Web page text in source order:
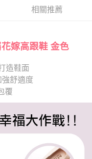
交易確認頁面所載為準。
核未通過，訂單將自動取
／台灣大直營門市／銀行轉
並由商店將買賣／分期付款
帳單繳交帳款。
係目的，商店將以您的個人
大進項蒐集、處理及利用，
認、核對及更正。
支付方式。 讓您購物簡單
跳轉至「AFTEE先享後付」
完成結帳。
。
的連結，可透過四大超商／
若您需要取消訂單，請聯絡
為有效，需透過AFTEE先享
帳頁面顯示為準，若有關於
，請聯繫「AFTEE先享後付
費
不提供京站紙袋，取件時
相關推薦
嫁高跟鞋 金色
造鞋面
舒適度
覆